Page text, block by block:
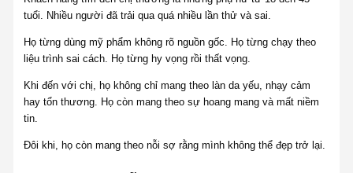
tuổi. Nhiều người đã trải qua quá nhiều lần thử và sai.
Họ từng dùng mỹ phẩm không rõ nguồn gốc. Họ từng chạy theo
liệu trình sai cách. Họ từng hy vọng rồi thất vọng.
Khi đến với chị, họ không chỉ mang theo làn da yếu, nhạy cảm
hay tổn thương. Họ còn mang theo sự hoang mang và mất niềm
tin.
Đôi khi, họ còn mang theo nỗi sợ rằng mình không thể đẹp trở lại.